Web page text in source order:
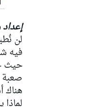
لن
فيه
حيث
صعبة
هناك